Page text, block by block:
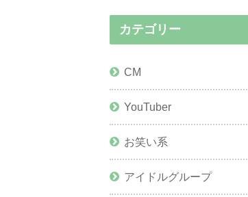
カテゴリー
CM
YouTuber
お笑い系
アイドルグループ